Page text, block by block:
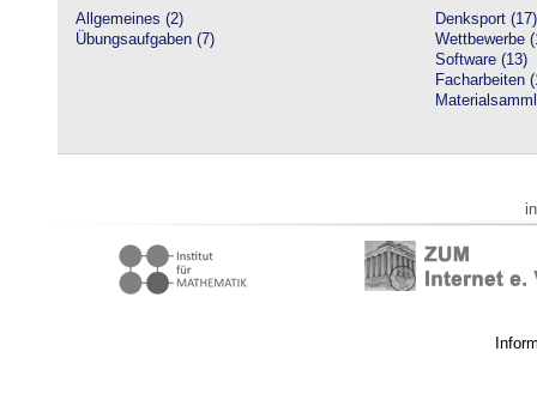
Allgemeines (2)
Übungsaufgaben (7)
Denksport (17)
Wettbewerbe
Software (13)
Facharbeiten